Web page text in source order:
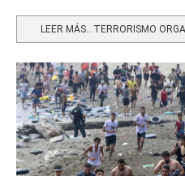
LEER MÁS…TERRORISMO